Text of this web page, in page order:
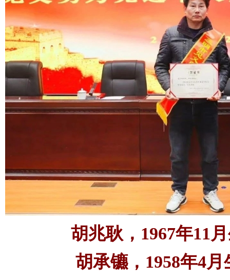
胡兆耿，1967年11月
胡承镳，1958年4月